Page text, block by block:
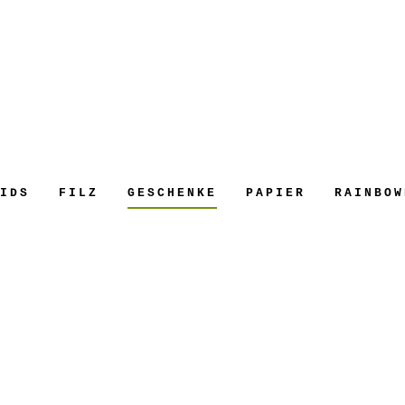
FILZ GESCHENKE PAPIER
für dein Zuhause und